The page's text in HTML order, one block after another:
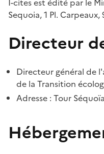
Sequoia, 1 Pl.
Directeur
Directeur général de
de la Transition
Adresse : Tour